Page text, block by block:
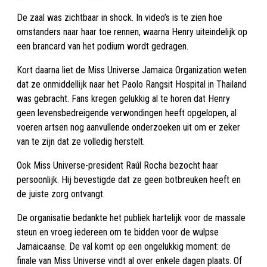
De zaal was zichtbaar in shock. In video’s is te zien hoe
omstanders naar haar toe rennen, waarna Henry uiteindelijk op
een brancard van het podium wordt gedragen.
Kort daarna liet de Miss Universe Jamaica Organization weten
dat ze onmiddellijk naar het Paolo Rangsit Hospital in Thailand
was gebracht. Fans kregen gelukkig al te horen dat Henry
geen levensbedreigende verwondingen heeft opgelopen, al
voeren artsen nog aanvullende onderzoeken uit om er zeker
van te zijn dat ze volledig herstelt.
Ook Miss Universe-president Raúl Rocha bezocht haar
persoonlijk. Hij bevestigde dat ze geen botbreuken heeft en
de juiste zorg ontvangt.
De organisatie bedankte het publiek hartelijk voor de massale
steun en vroeg iedereen om te bidden voor de wulpse
Jamaicaanse. De val komt op een ongelukkig moment: de
finale van Miss Universe vindt al over enkele dagen plaats. Of